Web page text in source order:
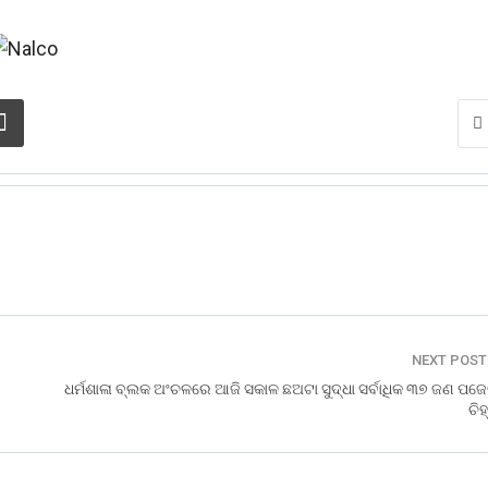
NEXT
ଧର୍ମଶାଳା ବ୍ଲକ ଅଂଚଳରେ ଆଜି ସକାଳ ଛଅଟା ସୁଦ୍ଧା ସର୍ବାଧିକ ୩୭ ଜଣ